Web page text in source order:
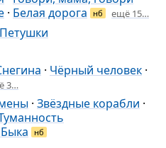
· Белая дорога нб ещё 15…
· Чёрный человек ·
3…
· Звёздные корабли ·
нб